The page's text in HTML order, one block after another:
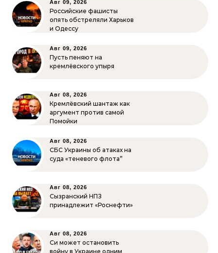
Авг 09, 2026
Российские фашисты
опять обстреляли Харьков
и Одессу
Авг 09, 2026
Пусть пеняют на
кремлёвского упыря
Авг 08, 2026
Кремлёвский шантаж как
аргумент против самой
Помойки
Авг 08, 2026
СБС Украины об атаках на
суда «теневого флота”
Авг 08, 2026
Сызранский НПЗ
принадлежит «Роснефти»
Авг 08, 2026
Си может остановить
войну в Украине одним